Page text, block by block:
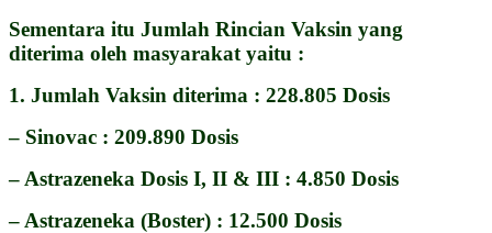
Sementara itu Jumlah Rincian Vaksin yang
diterima oleh masyarakat yaitu :
1. Jumlah Vaksin diterima : 228.805 Dosis
– Sinovac : 209.890 Dosis
– Astrazeneka Dosis I, II & III : 4.850 Dosis
– Astrazeneka (Boster) : 12.500 Dosis